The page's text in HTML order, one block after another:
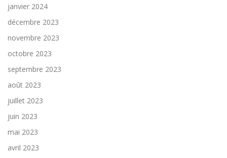
janvier 2024
décembre 2023
novembre 2023
octobre 2023
septembre 2023
août 2023
juillet 2023
juin 2023
mai 2023
avril 2023